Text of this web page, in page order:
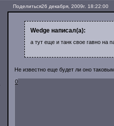
Поделиться26 декабря, 2009г. 18:22:00
Wedge написал(а):
а тут еще и танк свое гавно на
Не известно еще будет ли оно
0